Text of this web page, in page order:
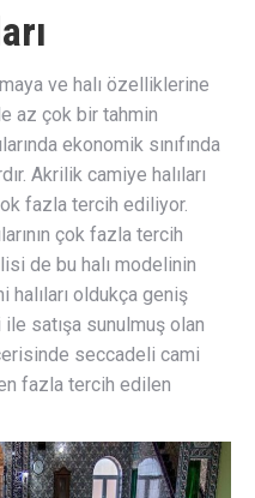
ve halı özelliklerine
az çok bir tahmin
ekonomik sınıfında
Akrilik camiye halıları
fazla tercih ediliyor.
çok fazla tercih
de bu halı modelinin
halıları oldukça geniş
satışa sunulmuş olan
seccadeli cami
fazla tercih edilen